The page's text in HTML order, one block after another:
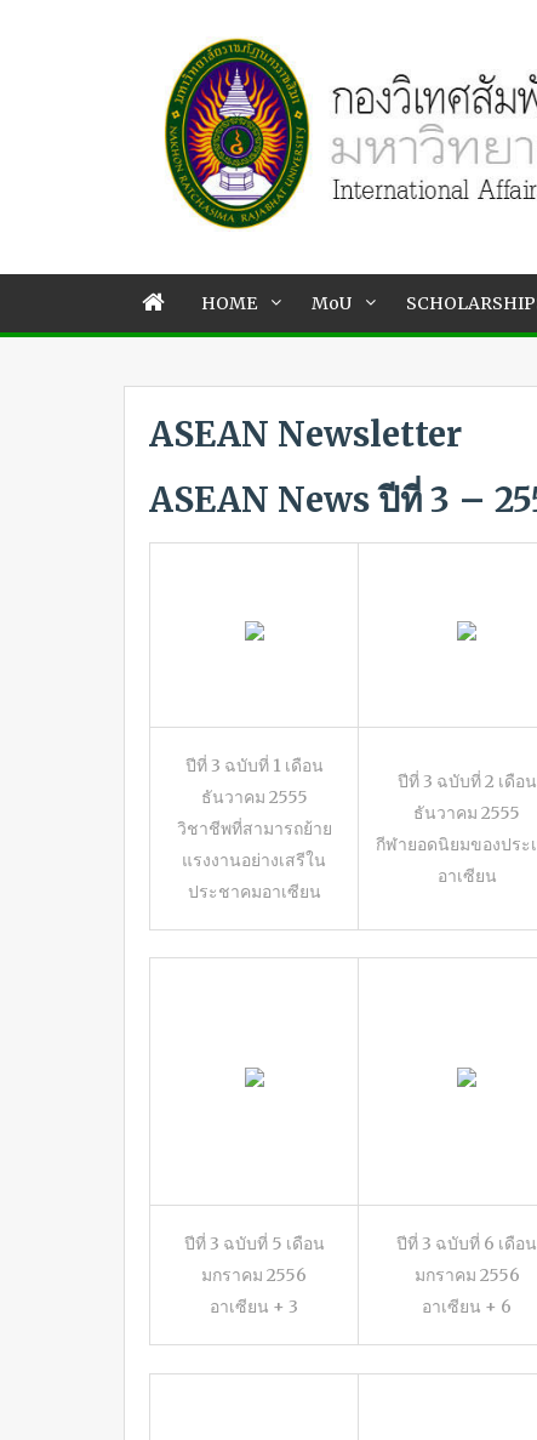
HOME MoU
ASEAN Newsletter
ASEAN Newsปีที่ 3 –
ปีที่ 3 ฉบับที่ 1 เดือน
ธันวาคม 2555
วิชาชีพที่สามารถย้าย
แรงงานอย่างเสรีใน
ประชาคมอาเซียน
ปีที่ 3 ฉบับที่ 2 เดือน
ธันวาคม 2555
กีฬายอดนิยมของประ
อาเซียน
ปีที่ 3 ฉบับที่ 5 เดือน
มกราคม 2556
อาเซียน + 3
ปีที่ 3 ฉบับที่ 6 เดือน
มกราคม 2556
อาเซียน + 6